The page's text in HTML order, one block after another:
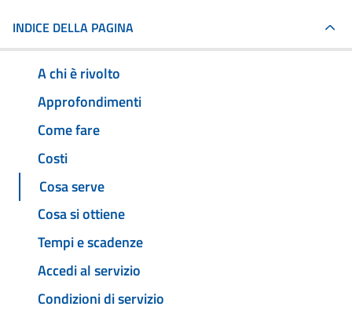
INDICE DELLA PAGINA
A chi è rivolto
Approfondimenti
Come fare
Costi
Cosa serve
Cosa si ottiene
Tempi e scadenze
Accedi al servizio
Condizioni di servizio